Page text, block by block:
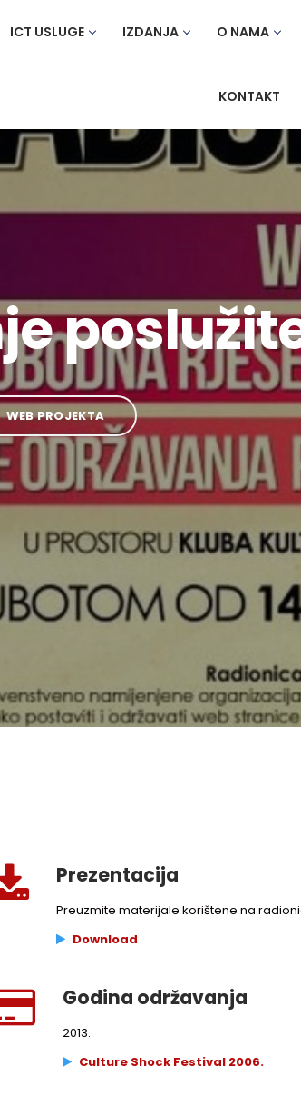
ICT USLUGE IZDANJA O NAMA
KONTAKT
WEB PROJEKTA
Prezentacija
Preuzmite materijale korištene na
Download
Godina održavanja
2013.
Culture Shock Festival 2006.